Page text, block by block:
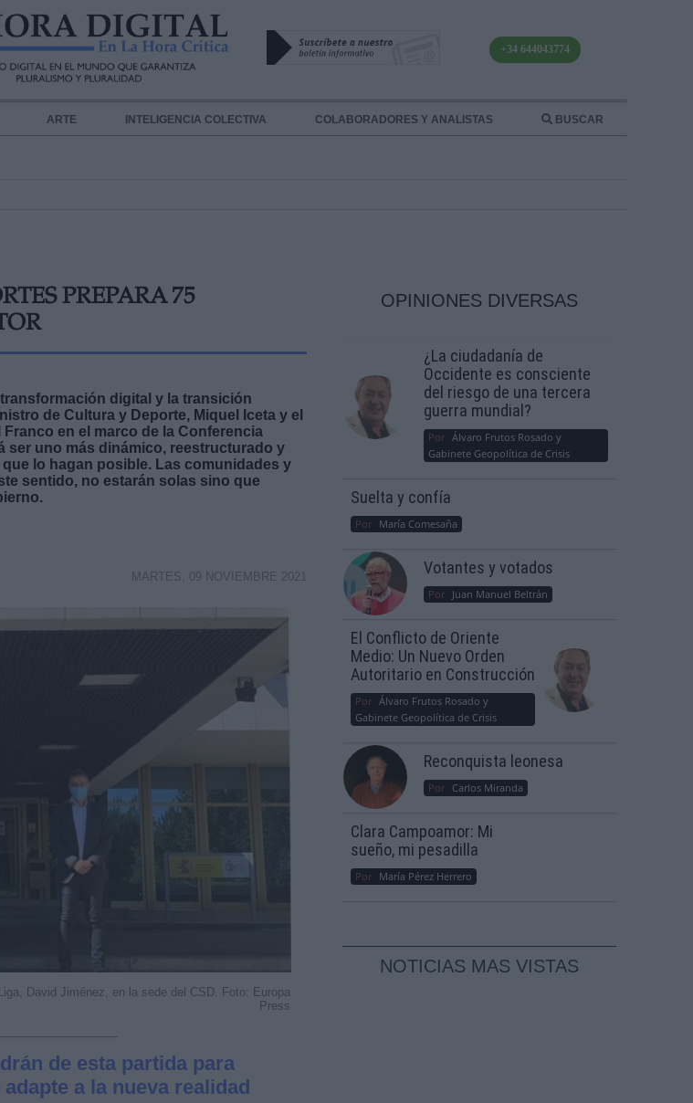
+34 644043774
ARTE INTELIGENCIA COLECTIVA COLABORADORES Y ANALISTAS BUSCAR
PREPARA 75
digital y la transición
de Cultura y Deporte, Miquel Iceta y el
en el marco de la Conferencia
ser uno más dinámico, reestructurado y
lo hagan posible. Las comunidades y
sentido, no estarán solas sino que
MARTES, 09 NOVIEMBRE 2021
David Jiménez, en la sede del CSD. Foto: Europa
Press
de esta partida para
a la nueva realidad
OPINIONES DIVERSAS
¿La ciudadanía de
Occidente es consciente
del riesgo de una tercera
guerra mundial?
Por Álvaro Frutos Rosado y
Gabinete Geopolítica de Crisis
Suelta y confía
Por María Comesaña
Votantes y votados
Por Juan Manuel Beltrán
El Conflicto de Oriente
Medio: Un Nuevo Orden
Autoritario en Construcción
Por Álvaro Frutos Rosado y
Gabinete Geopolítica de Crisis
Reconquista leonesa
Por Carlos Miranda
Clara Campoamor: Mi
sueño, mi pesadilla
Por María Pérez Herrero
NOTICIAS MAS VISTAS